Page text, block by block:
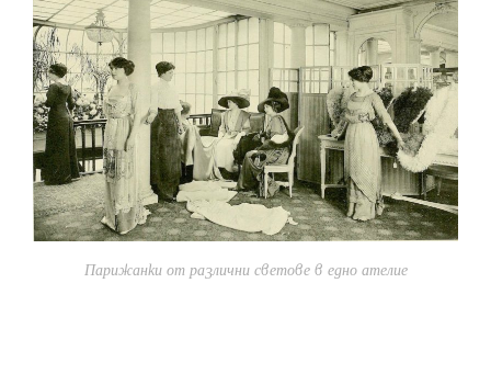
Парижанки от различни светове в едно ателие